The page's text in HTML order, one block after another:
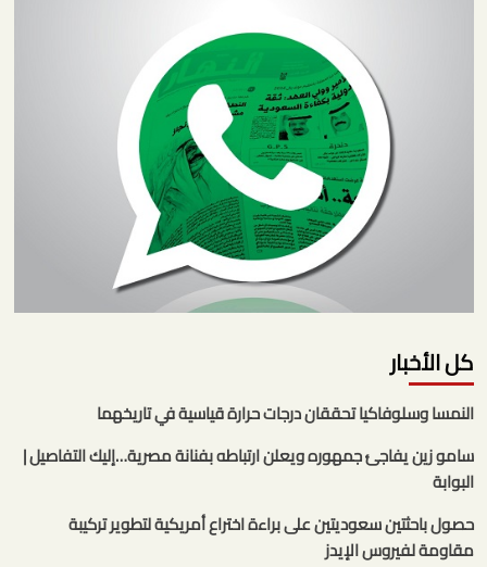
كل الأخبار
النمسا وسلوفاكيا تحققان درجات حرارة قياسية في تاريخهما
سامو زين يفاجئ جمهوره ويعلن ارتباطه بفنانة مصرية…إليك التفاصيل |
البوابة
حصول باحثتين سعوديتين على براءة اختراع أمريكية لتطوير تركيبة
مقاومة لفيروس الإيدز